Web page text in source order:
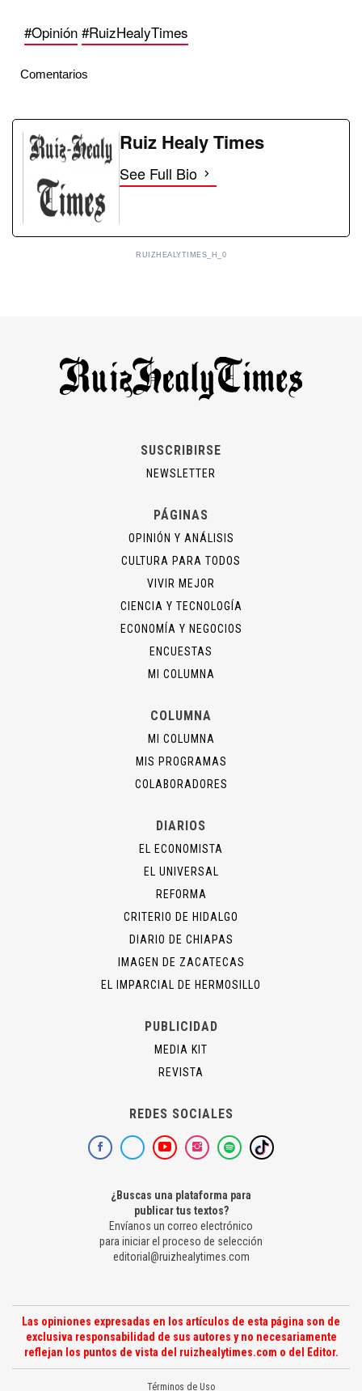
#Opinión #RuizHealyTimes
Comentarios
Ruiz Healy Times
See Full Bio
RUIZHEALYTIMES_H_0
SUSCRIBIRSE
NEWSLETTER
PÁGINAS
OPINIÓN Y ANÁLISIS
CULTURA PARA TODOS
VIVIR MEJOR
CIENCIA Y TECNOLOGÍA
ECONOMÍA Y NEGOCIOS
ENCUESTAS
MI COLUMNA
COLUMNA
MI COLUMNA
MIS PROGRAMAS
COLABORADORES
DIARIOS
EL ECONOMISTA
EL UNIVERSAL
REFORMA
CRITERIO DE HIDALGO
DIARIO DE CHIAPAS
IMAGEN DE ZACATECAS
EL IMPARCIAL DE HERMOSILLO
PUBLICIDAD
MEDIA KIT
REVISTA
REDES SOCIALES
¿Buscas una plataforma para
publicar tus textos?
Envíanos un correo electrónico
para iniciar el proceso de selección
editorial@ruizhealytimes.com
Las opiniones expresadas en los artículos de esta página son de
exclusiva responsabilidad de sus autores y no necesariamente
reflejan los puntos de vista del ruizhealytimes.com o del Editor.
Términos de Uso